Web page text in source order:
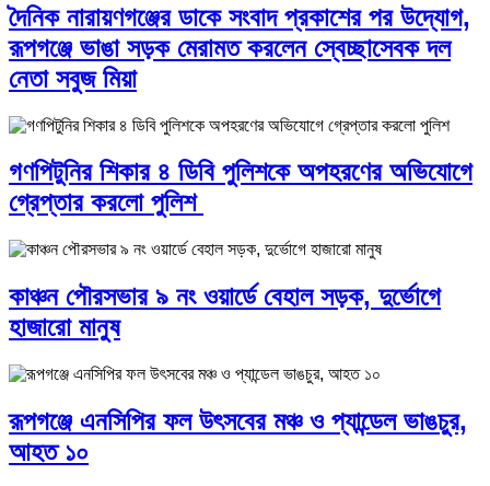
দৈনিক নারায়ণগঞ্জের ডাকে সংবাদ প্রকাশের পর উদ্যোগ,
রূপগঞ্জে ভাঙা সড়ক মেরামত করলেন স্বেচ্ছাসেবক দল
নেতা সবুজ মিয়া
গণপিটুনির শিকার ৪ ডিবি পুলিশকে অপহরণের অভিযোগে
গ্রেপ্তার করলো পুলিশ
কাঞ্চন পৌরসভার ৯ নং ওয়ার্ডে বেহাল সড়ক, দুর্ভোগে
হাজারো মানুষ
রূপগঞ্জে এনসিপির ফল উৎসবের মঞ্চ ও প্যান্ডেল ভাঙচুর,
আহত ১০